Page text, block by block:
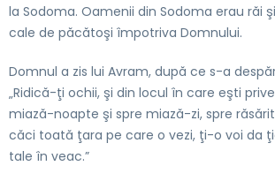
la Sodoma. Oamenii din Sodoma erau răi
cale de păcătoşi împotriva Domnului.
Domnul a zis lui Avram, după ce s-a
„Ridică-ţi ochii, şi din locul în care eşti
miază-noapte şi spre miază-zi, spre
căci toată ţara pe care o vezi, ţi-o voi da
tale în veac.”